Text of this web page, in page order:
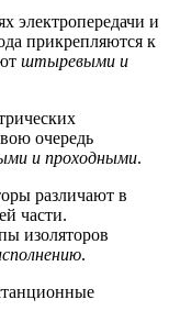
электропередачи и
прикрепляются к
штыревыми и
очередь
и проходными.
различают в
части.
изоляторов
.